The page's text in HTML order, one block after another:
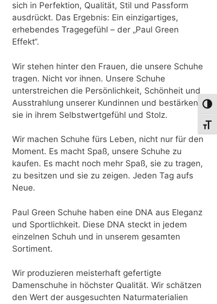
sich in Perfektion, Qualität, Stil und Passform
ausdrückt. Das Ergebnis: Ein einzigartiges,
erhebendes Tragegefühl – der „Paul Green
Effekt“.
Wir stehen hinter den Frauen, die unsere Schuhe
tragen. Nicht vor ihnen. Unsere Schuhe
unterstreichen die Persönlichkeit, Schönheit und
Ausstrahlung unserer Kundinnen und bestärken
sie in ihrem Selbstwertgefühl und Stolz.
Wir machen Schuhe fürs Leben, nicht nur für den
Moment. Es macht Spaß, unsere Schuhe zu
kaufen. Es macht noch mehr Spaß, sie zu tragen,
zu besitzen und sie zu zeigen. Jeden Tag aufs
Neue.
Paul Green Schuhe haben eine DNA aus Eleganz
und Sportlichkeit. Diese DNA steckt in jedem
einzelnen Schuh und in unserem gesamten
Sortiment.
Wir produzieren meisterhaft gefertigte
Damenschuhe in höchster Qualität. Wir schätzen
den Wert der ausgesuchten Naturmaterialien